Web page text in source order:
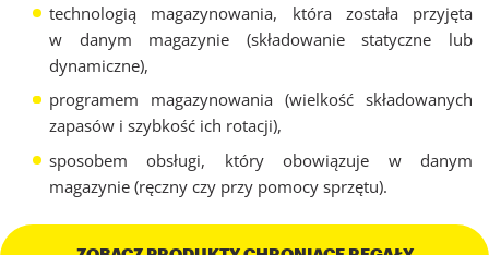
technologią magazynowania, która została przyjęta
w danym magazynie (składowanie statyczne lub
dynamiczne),
programem magazynowania (wielkość składowanych
zapasów i szybkość ich rotacji),
sposobem obsługi, który obowiązuje w danym
magazynie (ręczny czy przy pomocy sprzętu).